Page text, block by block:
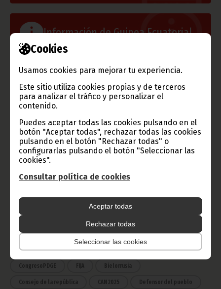
Cookies
Usamos cookies para mejorar tu experiencia.
Este sitio utiliza cookies propias y de terceros
para analizar el tráfico y personalizar el
contenido.
Puedes aceptar todas las cookies pulsando en el
botón "Aceptar todas", rechazar todas las cookies
pulsando en el botón "Rechazar todas" o
configurarlas pulsando el botón "Seleccionar las
cookies".
Consultar política de cookies
Aceptar todas
Rechazar todas
Seleccionar las cookies
Información de Guinea Ecuatorial
TVGE
Radio Nacional de Guinea
Ecuatorial
Haz click aquí para escuchar ahora
África
COVID-19 Cultura Estadísticas CAN 2015
Economía Gente GE 50 Aniversario Independencia
CongresoPDGE FIJA Bielorrusia
Consejo de la república CAN 2025 Defensor del pueblo